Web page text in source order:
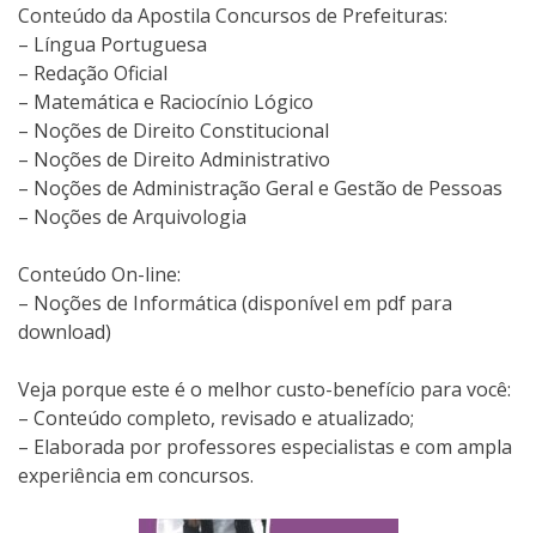
Conteúdo da Apostila Concursos de Prefeituras:
– Língua Portuguesa
– Redação Oficial
– Matemática e Raciocínio Lógico
– Noções de Direito Constitucional
– Noções de Direito Administrativo
– Noções de Administração Geral e Gestão de Pessoas
– Noções de Arquivologia
Conteúdo On-line:
– Noções de Informática (disponível em pdf para
download)
Veja porque este é o melhor custo-benefício para você:
– Conteúdo completo, revisado e atualizado;
– Elaborada por professores especialistas e com ampla
experiência em concursos.